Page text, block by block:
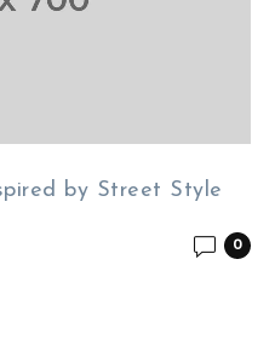
by Street Style
0